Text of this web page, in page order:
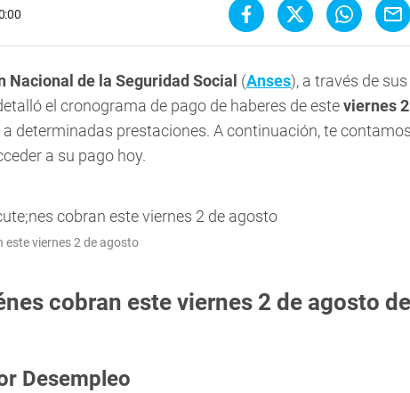
de la Seguridad Social (Anses), a través de sus
el cronograma de pago de haberes de esteviernes
a determinadas prestaciones. A continuación, te contamos
a su pago hoy.
este viernes 2 de agosto
cobran este viernes 2 de agosto de
Desempleo